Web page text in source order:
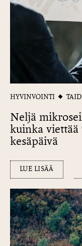
HYVINVOINTI
Neljä
kuinka viettää
kesäpäivä
LUE LISÄÄ